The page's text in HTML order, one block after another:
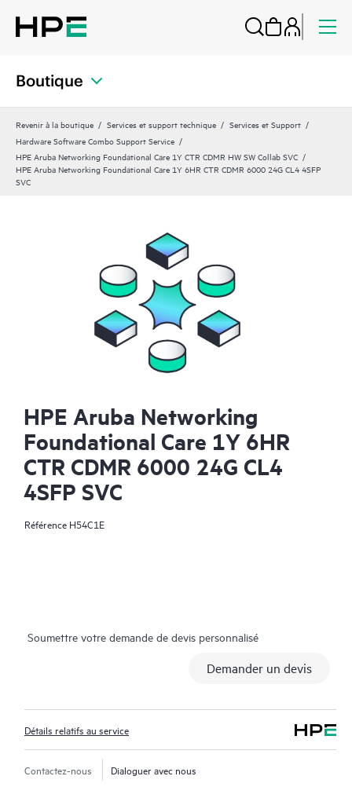
Boutique
Revenir à la boutique Services et support technique
Services et Support
Hardware Software Combo Support Service
HPE Aruba Networking Foundational Care 1Y CTR CDMR HW SW Collab SVC
HPE Aruba Networking Foundational Care 1Y 6HR CTR CDMR 6000 24G CL4 4SFP
SVC
HPE Aruba Networking
Foundational Care 1Y 6HR
CTR CDMR 6000 24G CL4
4SFP SVC
Référence H54C1E
Soumettre votre demande de devis personnalisé
Demander un devis
Détails relatifs au service
Contactez-nous Dialoguer avec nous